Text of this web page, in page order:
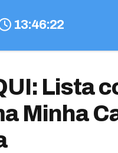
13:46:23
Lista
Minha